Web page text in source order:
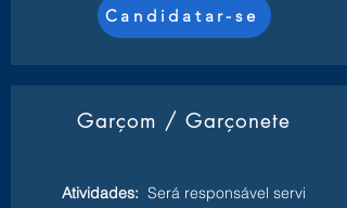
Candidatar-se
Garçom / Garçonete
Atividades: Será responsável servi